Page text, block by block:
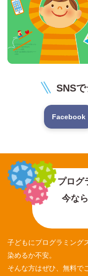
SNSで
Facebook
プログ
今な
子どもにプログラミング
染めるか不安。
そんな方はぜひ、無料で